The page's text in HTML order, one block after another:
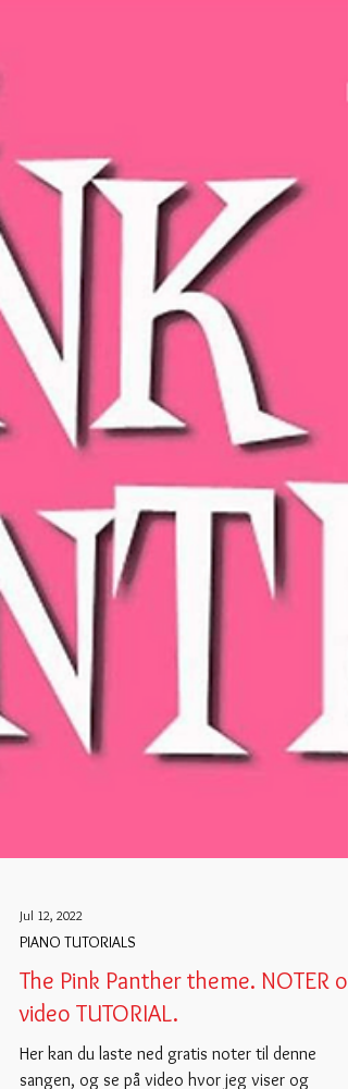
Jul 12, 2022
PIANO TUTORIALS
The Pink Panther theme. NOTER og
video TUTORIAL.